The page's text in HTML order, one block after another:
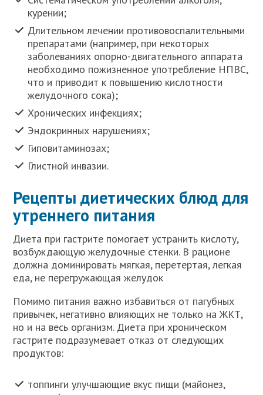
курении;
Длительном лечении противовоспалительными
препаратами (например, при некоторых
заболеваниях опорно-двигательного аппарата
необходимо пожизненное употребление НПВС,
что и приводит к повышению кислотности
желудочного сока);
Хронических инфекциях;
Эндокринных нарушениях;
Гиповитаминозах;
Глистной инвазии.
Рецепты диетических блюд для
утреннего питания
Диета при гастрите помогает устранить кислоту,
возбуждающую желудочные стенки. В рационе
должна доминировать мягкая, перетертая, легкая
еда, не перегружающая желудок
Помимо питания важно избавиться от пагубных
привычек, негативно влияющих не только на ЖКТ,
но и на весь организм. Диета при хроническом
гастрите подразумевает отказ от следующих
продуктов:
топпинги улучшающие вкус пищи (майонез,